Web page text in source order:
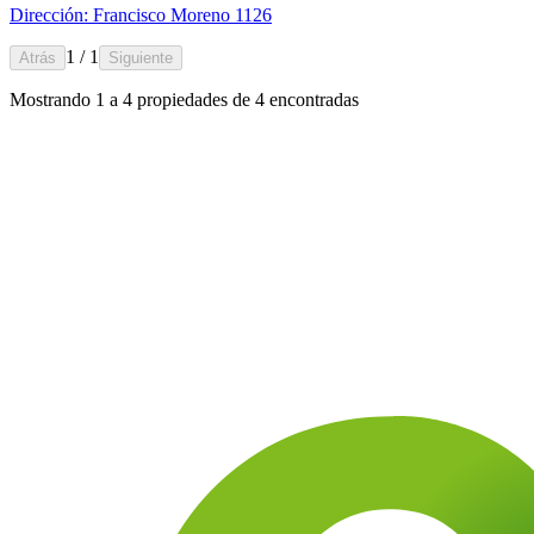
Dirección: Francisco Moreno 1126
Atrás 1 / 1 Siguiente
Mostrando 1 a 4 propiedades de 4 encontradas